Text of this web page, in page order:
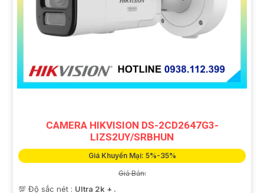
CAMERA HIKVISION DS-2CD2647G3-
LIZS2UY/SRBHUN
Giá Khuyến Mại: 5%-35%
Giá Bán:
💯 Độ sắc nét : Ultra 2k + .